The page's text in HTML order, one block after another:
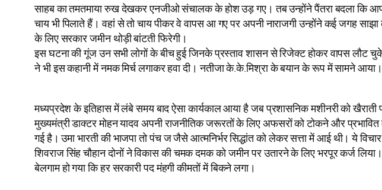
साहब का तमतमाया रुख देखकर एनजीओ संचालक के होश उड़ गए। तब उन्होंने पैंतरा बदला कि
चाय भी पिलाते हैं। वहां से तो चाय पीकर वे वापस आ गए पर अपनी नाराजगी उन्होंने कई जगह
के लिए सरकार जमीन थोड़ी बांटती फिरेगी।
इस घटना की गूंज उन सभी लोगों के बीच हुई जिनके प्रस्ताव शासन से रिजेक्ट होकर वापस लौट
ने भी इस कहानी में नमक मिर्च लगाकर हवा दी। नतीजा के.के.मिश्रा के बयान के रूप में सामने आया।
मध्यप्रदेश के इतिहास में लंबे समय बाद ऐसा कार्यकाल आया है जब प्रशासनिक मशीनरी को
मुख्यमंत्री डाक्टर मोहन यादव अपनी राजनीतिक जरूरतों के लिए अफसरों को टोकने और
गई है। उमा भारती की भाजपा तो पंच ज जैसे आत्मनिर्भर सिद्धांत को लेकर सत्ता में आई थी। ये
शिवराज सिंह चौहान दोनों ने विकास की चमक दमक को जमीन पर उतारने के लिए भरपूर कर्ज
बेलगाम हो गया कि हर सरकारी पद मंहगी कीमतों में बिकने लगा।